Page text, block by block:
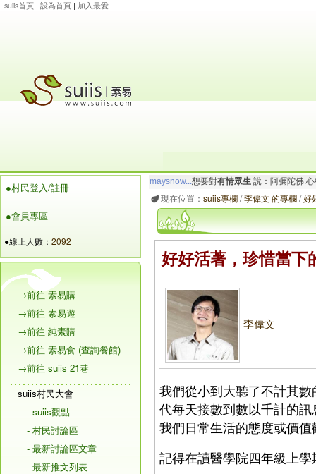
| suiis首頁 | 設為首頁 | 加入最愛
●村民登入/註冊
●會員專區
●線上人數： 2092
→前往 素易購
→前往 素易遊
→前往 純素購
→前往 素易食 (查詢餐館)
→前往 suiis 21巷
suiis村民大會
- suiis觀點
- 村民討論區
- 最新討論區文章
- 最新推文列表
maysnow... 想要對有情眾生 說：阿彌陀佛.
玲瓏虹
想要對 有情眾生說：阿彌陀佛.一切
現在位置： suiis專欄/李偉文 的專欄/好
好好活著，珍惜當下
李偉文
我們從小到大聽了不計其
代每天接數到數以千計的
我們日常生活的態度或價
記得在讀醫學院四年級上